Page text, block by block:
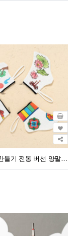
민화샵 설날만들기 전통 버선 양말 4종